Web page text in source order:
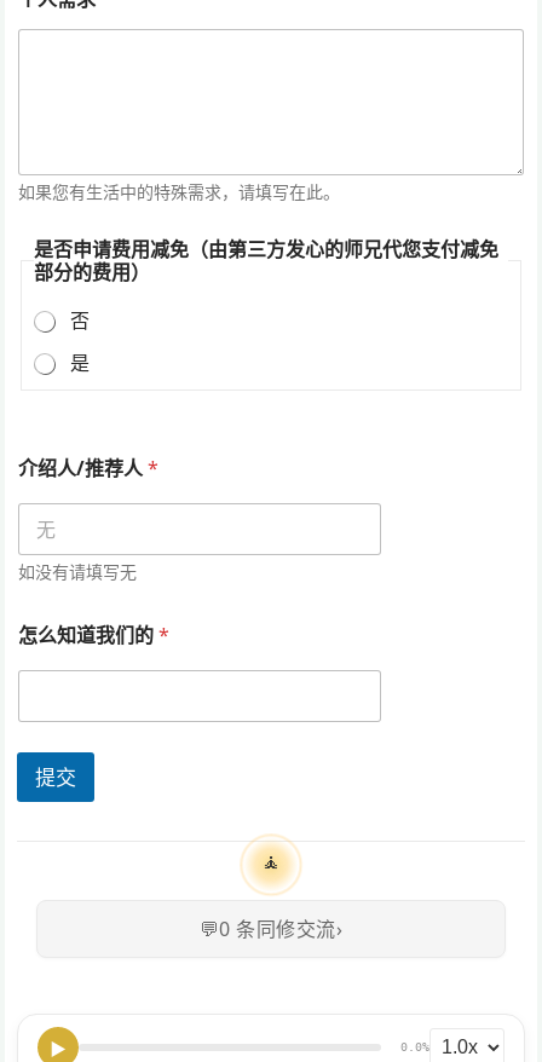
如果您有生活中的特殊需求，请填写在此。
是否申请费用减免（由第三方发心的师兄代您支付减免
部分的费用）
否
是
介绍人/推荐人*
如没有请填写无
怎么知道我们的*
提交
🧘
💬0 条同修交流›
▶ 0.0%